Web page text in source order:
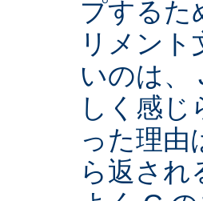
プするた
リメン
いのは、
しく感
った理由
ら返され